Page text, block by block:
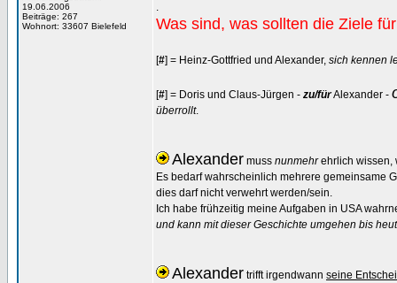
19.06.2006
Beiträge: 267
Wohnort: 33607 Bielefeld
.
Was sind, was sollten die Ziele
[#] = Heinz-Gottfried und Alexander, sich kennen
[#] = Doris und Claus-Jürgen - zu/fürAlexander -
überrollt.
Alexander muss nunmehrehrlich wissen,
Es bedarf wahrscheinlich mehrere gemeinsame
dies darf nicht verwehrt werden/sein.
Ich habe frühzeitig meine Aufgaben in USA
und kann mit dieser Geschichte umgehen bis
Alexander trifft irgendwann seine